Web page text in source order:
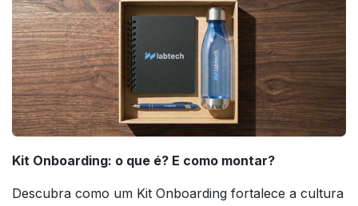
Kit Onboarding: o que é? E como montar?
Descubra como um Kit Onboarding fortalece a cultura